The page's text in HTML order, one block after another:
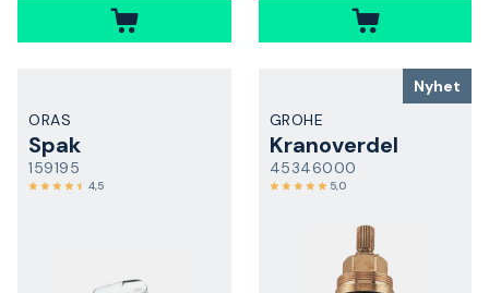
ORAS
Spak
159195
4,5
Nyhet
GROHE
Kranoverdel
45346000
5,0